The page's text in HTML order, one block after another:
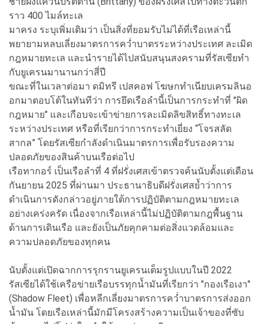
ราว 400 ไมล์ทะเล
มาครง ระบุเพิ่มเติมว่า เป็นสิ่งที่ยอมรับไม่ได้ที่เรือเหล่านี้
พยายามหลบเลี่ยงมาตรการคว่ำบาตรระหว่างประเทศ ละเมิด
กฎหมายทะเล และนำรายได้ไปสนับสนุนสงครามที่รัสเซียทำ
กับยูเครนมานานกว่าสี่ปี
ขณะที่ในเวลาต่อมา ดมิทรี เปสคอฟ โฆษกทำเนียบเครมลินอ
อกมาตอบโต้ในทันทีว่า การยึดเรือลำนี้เป็นการกระทำที่ "ผิด
กฎหมาย" และเกือบจะเข้าข่ายการละเมิดลิขสิทธิ์ทางทะเล
ระหว่างประเทศ หรือที่เรียกว่าการกระทำเยี่ยง “โจรสลัด
สากล” โดยรัสเซียกำลังดำเนินมาตรการเพื่อรับรองความ
ปลอดภัยของสินค้าบนเรือต่อไป
เรือทากอร์ เป็นเรือลำที่ 4 ที่ฝรั่งเศสเข้าตรวจค้นนับตั้งแต่เดือน
กันยายน 2025 ที่ผ่านมา ประธานาธิบดีฝรั่งเศสย้ำว่าการ
ดำเนินการดังกล่าวอยู่ภายใต้การปฏิบัติตามกฎหมายทะเล
อย่างเคร่งครัด เนื่องจากเรือเหล่านี้ไม่ปฏิบัติตามกฎพื้นฐาน
ด้านการเดินเรือ และยังเป็นภัยคุกคามต่อสิ่งแวดล้อมและ
ความปลอดภัยของทุกคน
นับตั้งแต่เปิดฉากการรุกรานยูเครนเต็มรูปแบบในปี 2022
รัสเซียได้ใช้เครือข่ายเรือบรรทุกน้ำมันที่เรียกว่า "กองเรือเงา"
(Shadow Fleet) เพื่อหลีกเลี่ยงมาตรการคว่ำบาตรการส่งออก
น้ำมัน โดยเรือเหล่านี้มักมีโครงสร้างความเป็นเจ้าของที่ซับ